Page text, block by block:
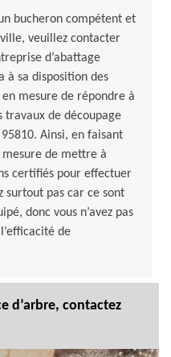
bucheron compétent et
veuillez contacter
d’abattage
à sa disposition des
mesure de répondre à
travaux de découpage
Ainsi, en faisant
de mettre à
certifiés pour effectuer
surtout pas car ce sont
donc vous n’avez pas
de
d’arbre, contactez